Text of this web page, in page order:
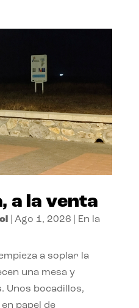
a la venta
| Ago 1, 2026
En la
a soplar la
una mesa y
Unos bocadillos,
papel de